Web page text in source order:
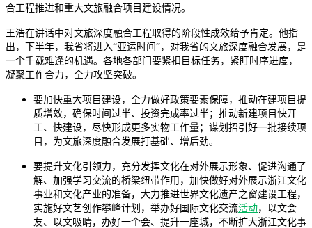
合工程推进和重大文旅融合项目建设情况。
王浩在讲话中对文旅深度融合工程取得的阶段性成效给予肯定。他指
出，下半年，我省将进入“亚运时间”，对我省的文旅深度融合发展，是
一个千载难逢的机遇。各地各部门要紧扣目标任务，紧盯时序进度，
凝聚工作合力，全力攻坚突破。
要加快重大项目建设，全力做好政策要素保障，推动在建项目提
质增效，确保时间过半、投资完成率过半；推动新建项目快开
工、快建设，尽快形成更多实物工作量；谋划招引好一批接续项
目，为文旅深度融合发展打基础、增后劲。
要提升文化引领力，充分发挥文化在对外展示形象、促进沟通了
解、加强学习交流的桥梁纽带作用，加快做好对外展示浙江文化
事业和文化产业的准备，大力推进世界文化遗产之窗建设工程，
实施好文艺创作攀峰计划，举办好国际文化交流活动，以文会
友、以文吸睛，办好一个会、提升一座城，不断扩大浙江文化事